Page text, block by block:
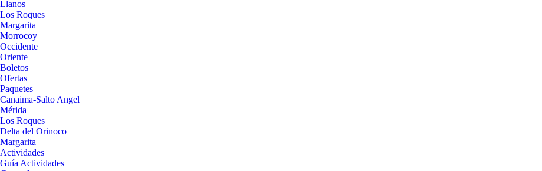
Llanos
Los Roques
Margarita
Morrocoy
Occidente
Oriente
Boletos
Ofertas
Paquetes
Canaima-Salto Angel
Mérida
Los Roques
Delta del Orinoco
Margarita
Actividades
Guía Actividades